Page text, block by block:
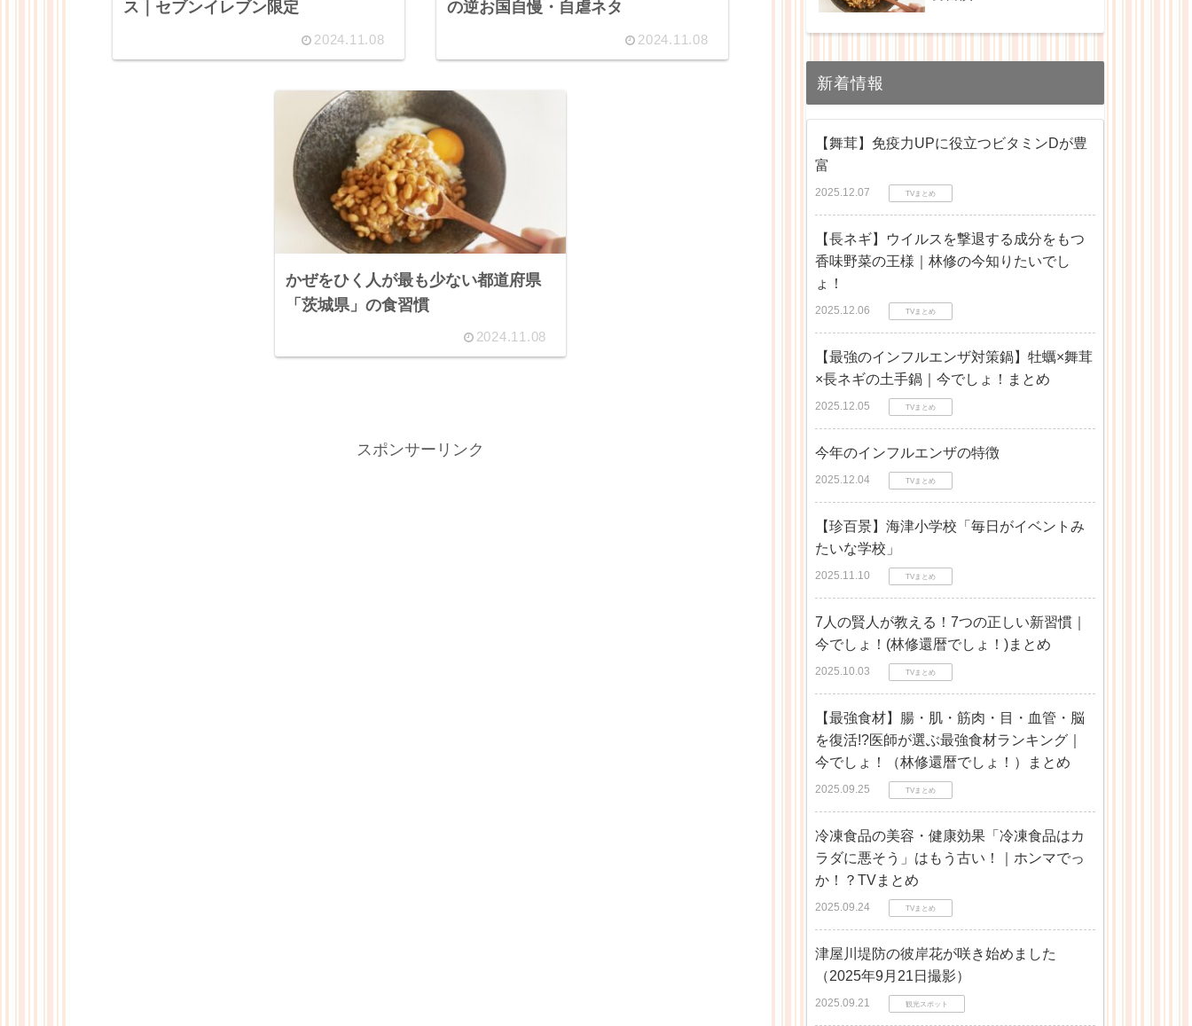
ス｜セブンイレブン限定
2024.11.08
の逆お国自慢・自虐ネタ
2024.11.08
かぜをひく人が最も少ない都道府県
「茨城県」の食習慣
2024.11.08
スポンサーリンク
新着情報
【舞茸】免疫力UPに役立つビタミンDが豊
富
2025.12.07 TVまとめ
【長ネギ】ウイルスを撃退する成分をもつ
香味野菜の王様｜林修の今知りたいでし
ょ！
2025.12.06 TVまとめ
【最強のインフルエンザ対策鍋】牡蠣×舞茸
×長ネギの土手鍋｜今でしょ！まとめ
2025.12.05 TVまとめ
今年のインフルエンザの特徴
2025.12.04 TVまとめ
【珍百景】海津小学校「毎日がイベントみ
たいな学校」
2025.11.10 TVまとめ
7人の賢人が教える！7つの正しい新習慣｜
今でしょ！(林修還暦でしょ！)まとめ
2025.10.03 TVまとめ
【最強食材】腸・肌・筋肉・目・血管・脳
を復活!?医師が選ぶ最強食材ランキング｜
今でしょ！（林修還暦でしょ！）まとめ
2025.09.25 TVまとめ
冷凍食品の美容・健康効果「冷凍食品はカ
ラダに悪そう」はもう古い！｜ホンマでっ
か！？TVまとめ
2025.09.24 TVまとめ
津屋川堤防の彼岸花が咲き始めました
（2025年9月21日撮影）
2025.09.21 観光スポット